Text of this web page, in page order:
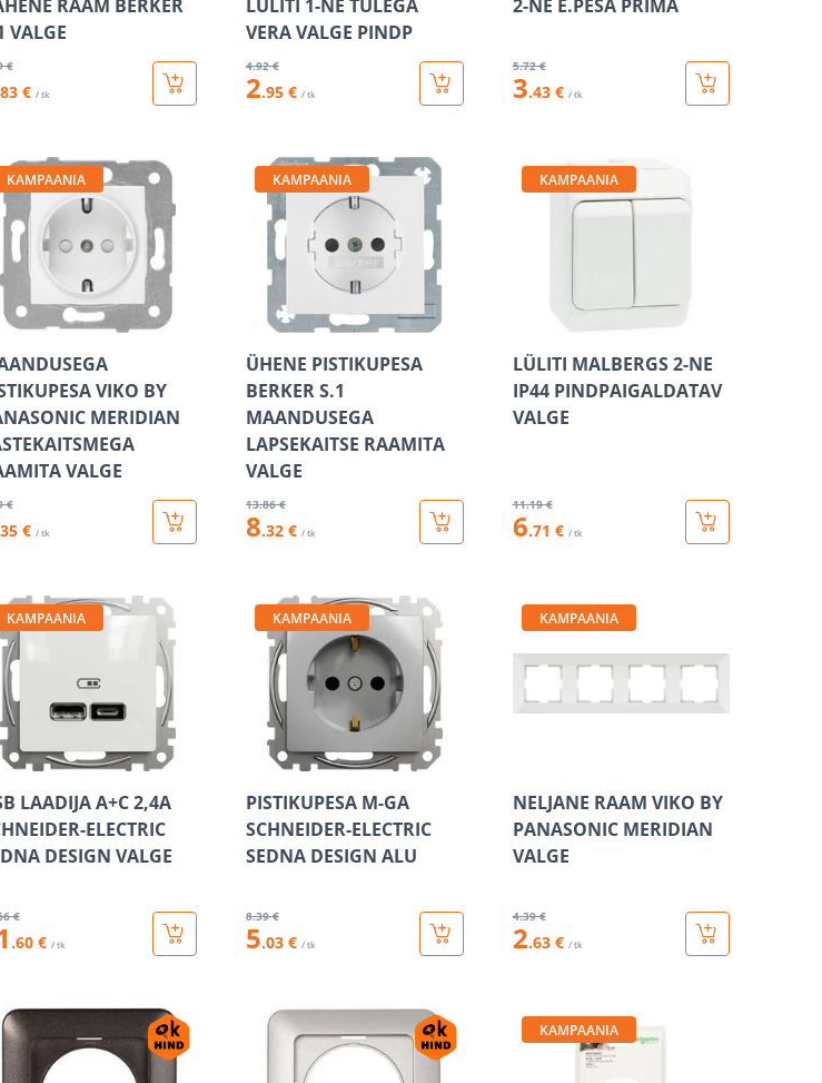
RAAM BERKER
VALGE
€
€ / tk
LÜLITI 1-NE TULEGA
VERA VALGE PINDP
4.92 €
2.95 € / tk
2-NE E.PESA PRIMA
5.72 €
3.43 € / tk
KAMPAANIA
VIKO BY
MERIDIAN
VALGE
€
€ / tk
KAMPAANIA
ÜHENE PISTIKUPESA
BERKER S.1
MAANDUSEGA
LAPSEKAITSE RAAMITA
VALGE
13.86 €
8.32 € / tk
KAMPAANIA
LÜLITI MALBERGS 2-NE
IP44 PINDPAIGALDATAV
VALGE
11.19 €
6.71 € / tk
KAMPAANIA
LAADIJA A+C 2,4A
ELECTRIC
DESIGN VALGE
€
.60 € / tk
KAMPAANIA
PISTIKUPESA M-GA
SCHNEIDER-ELECTRIC
SEDNA DESIGN ALU
8.39 €
5.03 € / tk
KAMPAANIA
NELJANE RAAM VIKO BY
PANASONIC MERIDIAN
VALGE
4.39 €
2.63 € / tk
KAMPAANIA